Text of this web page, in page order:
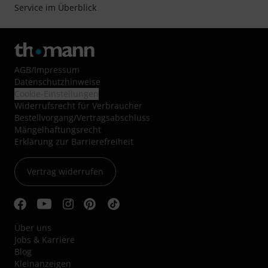
Service im Überblick
AGB/Impressum
Datenschutzhinweise
Widerrufsrecht für Verbraucher
Bestellvorgang/Vertragsabschluss
Mängelhaftungsrecht
Erklärung zur Barrierefreiheit
Vertrag widerrufen
Über uns
Jobs & Karriere
Blog
Kleinanzeigen